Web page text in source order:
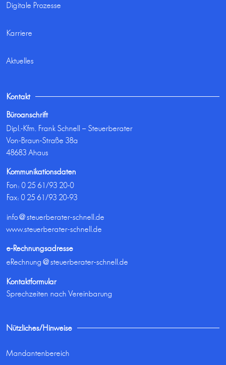
Digitale Prozesse
Karriere
Aktuelles
Kontakt
Büroanschrift
Dipl.-Kfm. Frank Schnell – Steuerberater
Von-Braun-Straße 38a
48683 Ahaus
Kommunikationsdaten
Fon:0 25 61/93 20-0
Fax: 0 25 61/93 20-93
info@steuerberater-schnell.de
www.steuerberater-schnell.de
e-Rechnungsadresse
eRechnung@steuerberater-schnell.de
Kontaktformular
Sprechzeiten nach Vereinbarung
Nützliches/Hinweise
Mandantenbereich